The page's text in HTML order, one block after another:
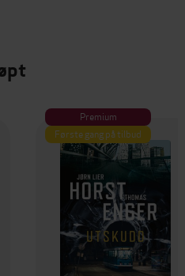
Premium
Første gang på tilbud